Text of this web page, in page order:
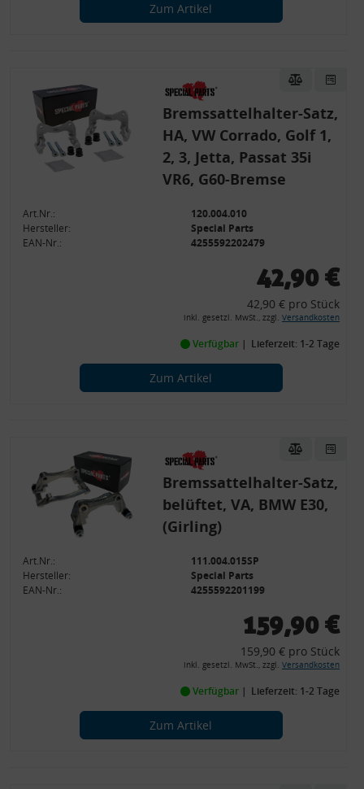
Zum Artikel
Bremssattelhalter-Satz,
HA, VW Corrado, Golf 1,
2, 3, Jetta, Passat 35i
VR6, G60-Bremse
Art.Nr.:
120.004.010
Hersteller:
Special Parts
EAN-Nr.:
4255592202479
42,90 €
42,90 € pro Stück
inkl. gesetzl. MwSt., zzgl. Versandkosten
Verfügbar Lieferzeit: 1-2 Tage
Zum Artikel
Bremssattelhalter-Satz,
belüftet, VA, BMW E30,
(Girling)
Art.Nr.:
111.004.015SP
Hersteller:
Special Parts
EAN-Nr.:
4255592201199
159,90 €
159,90 € pro Stück
inkl. gesetzl. MwSt., zzgl. Versandkosten
Verfügbar Lieferzeit: 1-2 Tage
Zum Artikel